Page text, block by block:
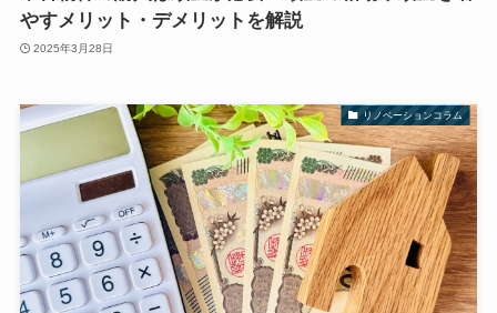
やすメリット・デメリットを解説
2025年3月28日
リノベーションコラム